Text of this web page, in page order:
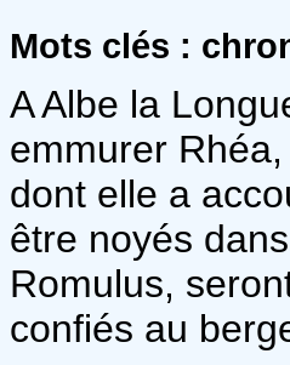
Mots clés :
A Albe la
emmurer
dont elle a
être noyés
Romulus,
confiés au